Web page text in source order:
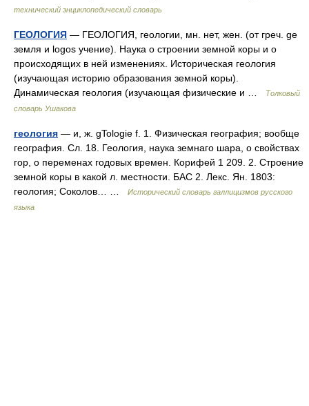
технический энциклопедический словарь
ГЕОЛОГИЯ — ГЕОЛОГИЯ, геологии, мн. нет, жен. (от греч. ge
земля и logos учение). Наука о строении земной коры и о
происходящих в ней изменениях. Историческая геология
(изучающая историю образования земной коры).
Динамическая геология (изучающая физические и …
Толковый
словарь Ушакова
геология — и, ж. gTologie f. 1. Физическая география; вообще
география. Сл. 18. Геология, наука земнаго шара, о свойствах
гор, о переменах годовых времен. Корифей 1 209. 2. Строение
земной коры в какой л. местности. БАС 2. Лекс. Ян. 1803:
геология; Соколов… …
Исторический словарь галлицизмов русского
языка